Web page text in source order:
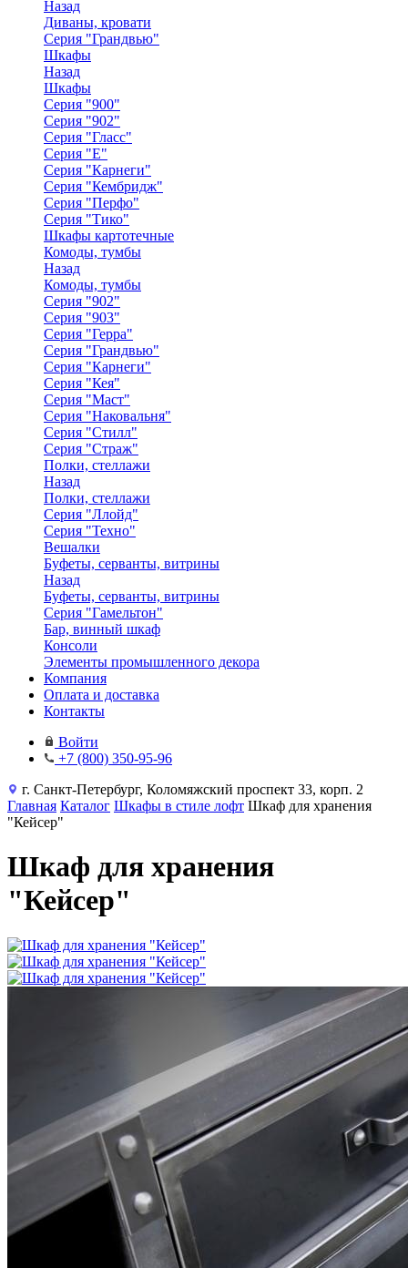
Назад
Диваны, кровати
Серия "Грандвью"
Шкафы
Назад
Шкафы
Серия "900"
Серия "902"
Серия "Гласс"
Серия "Е"
Серия "Карнеги"
Серия "Кембридж"
Серия "Перфо"
Серия "Тико"
Шкафы картотечные
Комоды, тумбы
Назад
Комоды, тумбы
Серия "902"
Серия "903"
Серия "Герра"
Серия "Грандвью"
Серия "Карнеги"
Серия "Кея"
Серия "Маст"
Серия "Наковальня"
Серия "Стилл"
Серия "Страж"
Полки, стеллажи
Назад
Полки, стеллажи
Серия "Ллойд"
Серия "Техно"
Вешалки
Буфеты, серванты, витрины
Назад
Буфеты, серванты, витрины
Серия "Гамельтон"
Бар, винный шкаф
Консоли
Элементы промышленного декора
Компания
Оплата и доставка
Контакты
Войти
+7 (800) 350-95-96
г. Санкт-Петербург, Коломяжский проспект 33, корп. 2
Главная Каталог Шкафы в стиле лофт Шкаф для хранения
"Кейсер"
Шкаф для хранения
"Кейсер"